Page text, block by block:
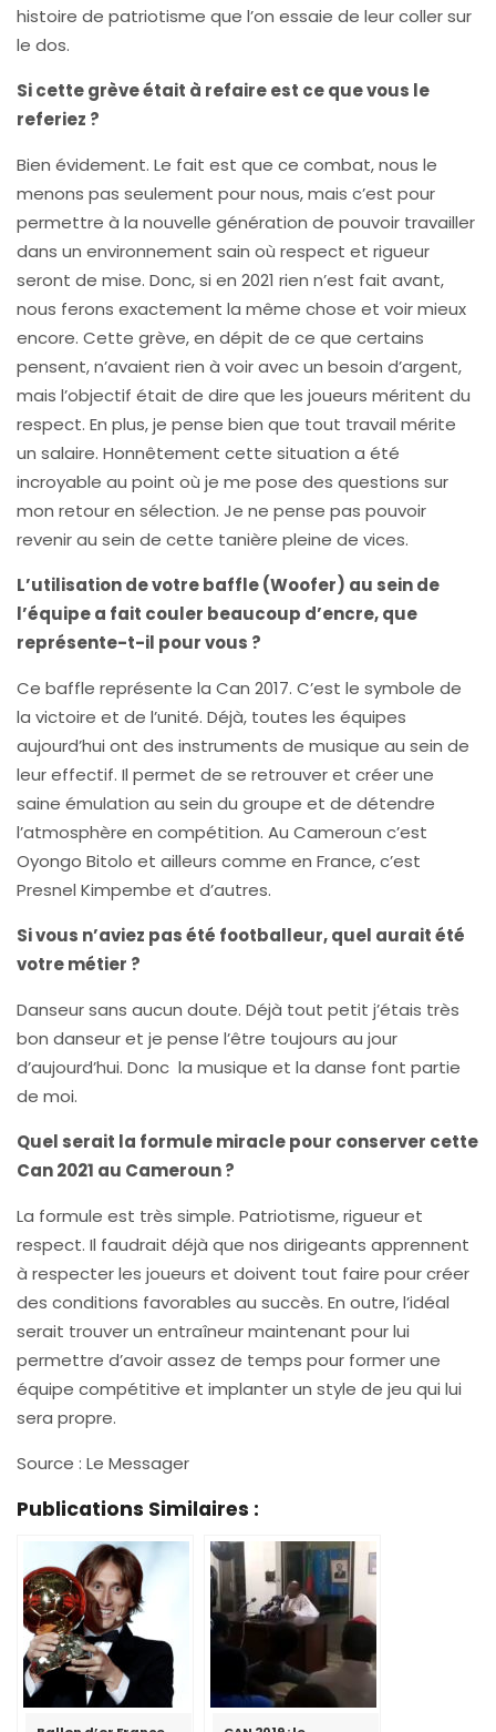
histoire de patriotisme que l’on essaie de leur coller sur
le dos.
Si cette grève était à refaire est ce que vous le
referiez ?
Bien évidement. Le fait est que ce combat, nous le
menons pas seulement pour nous, mais c’est pour
permettre à la nouvelle génération de pouvoir travailler
dans un environnement sain où respect et rigueur
seront de mise. Donc, si en 2021 rien n’est fait avant,
nous ferons exactement la même chose et voir mieux
encore. Cette grève, en dépit de ce que certains
pensent, n’avaient rien à voir avec un besoin d’argent,
mais l’objectif était de dire que les joueurs méritent du
respect. En plus, je pense bien que tout travail mérite
un salaire. Honnêtement cette situation a été
incroyable au point où je me pose des questions sur
mon retour en sélection. Je ne pense pas pouvoir
revenir au sein de cette tanière pleine de vices.
L’utilisation de votre baffle (Woofer) au sein de
l’équipe a fait couler beaucoup d’encre, que
représente-t-il pour vous ?
Ce baffle représente la Can 2017. C’est le symbole de
la victoire et de l’unité. Déjà, toutes les équipes
aujourd’hui ont des instruments de musique au sein de
leur effectif. Il permet de se retrouver et créer une
saine émulation au sein du groupe et de détendre
l’atmosphère en compétition. Au Cameroun c’est
Oyongo Bitolo et ailleurs comme en France, c’est
Presnel Kimpembe et d’autres.
Si vous n’aviez pas été footballeur, quel aurait été
votre métier ?
Danseur sans aucun doute. Déjà tout petit j’étais très
bon danseur et je pense l’être toujours au jour
d’aujourd’hui. Donc la musique et la danse font partie
de moi.
Quel serait la formule miracle pour conserver cette
Can 2021 au Cameroun ?
La formule est très simple. Patriotisme, rigueur et
respect. Il faudrait déjà que nos dirigeants apprennent
à respecter les joueurs et doivent tout faire pour créer
des conditions favorables au succès. En outre, l’idéal
serait trouver un entraîneur maintenant pour lui
permettre d’avoir assez de temps pour former une
équipe compétitive et implanter un style de jeu qui lui
sera propre.
Source : Le Messager
Publications Similaires :